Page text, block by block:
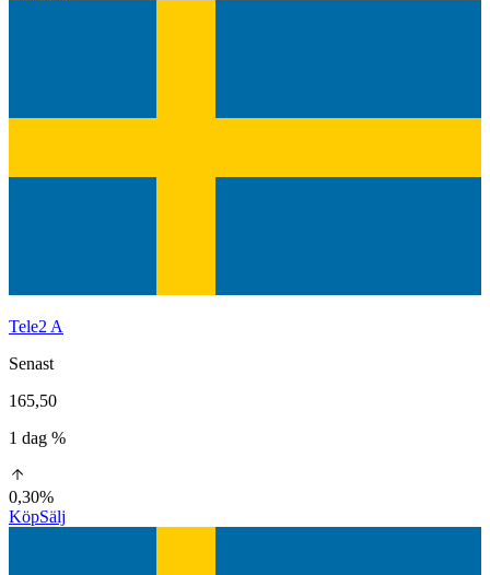
Tele2 A
Senast
165,50
1 dag %
0,30%
KöpSälj